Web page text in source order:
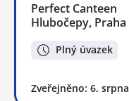
Perfect Canteen
Hlubočepy, Praha
Plný úvazek
Zveřejněno: 6. srpna